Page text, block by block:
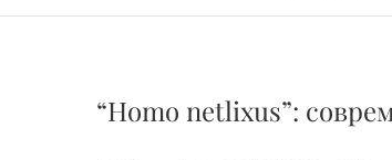
“Homo netlixus”: